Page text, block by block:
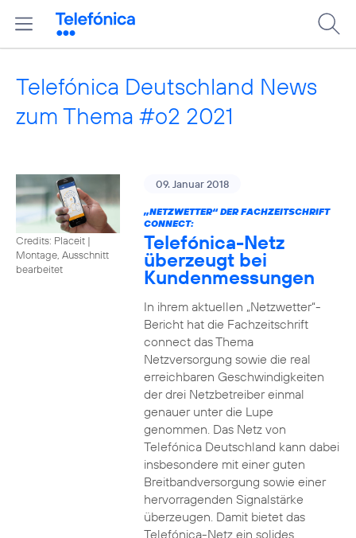
Telefónica Deutschland News
zum Thema #o2 2021
Credits: Placeit |
Montage, Ausschnitt
bearbeitet
09. Januar 2018
„NETZWETTER“ DER FACHZEITSCHRIFT
CONNECT:
Telefónica-Netz
überzeugt bei
Kundenmessungen
In ihrem aktuellen „Netzwetter“-
Bericht hat die Fachzeitschrift
connect das Thema
Netzversorgung sowie die real
erreichbaren Geschwindigkeiten
der drei Netzbetreiber einmal
genauer unter die Lupe
genommen. Das Netz von
Telefónica Deutschland kann dabei
insbesondere mit einer guten
Breitbandversorgung sowie einer
hervorragenden Signalstärke
überzeugen. Damit bietet das
Telefónica-Netz ein solides